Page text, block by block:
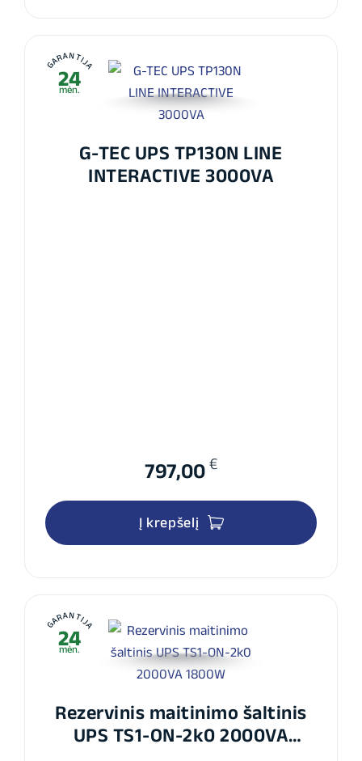
GARANTIJA
24
mėn.
G-TEC UPS TP130N LINE
INTERACTIVE 3000VA
797,00 €
Į krepšelį
GARANTIJA
24
mėn.
Rezervinis maitinimo šaltinis
UPS TS1-ON-2k0 2000VA